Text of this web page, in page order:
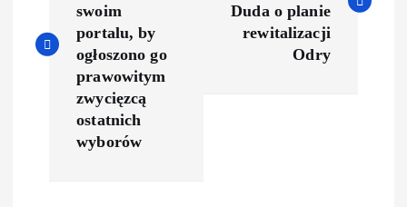
swoim
portalu, by
ogłoszono go
prawowitym
zwycięzcą
ostatnich
wyborów
Duda o planie
rewitalizacji
Odry